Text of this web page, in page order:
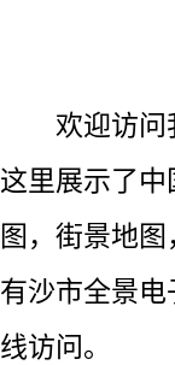
欢迎访问
这里展示了
图，街景地图
有沙市全景
线访问。